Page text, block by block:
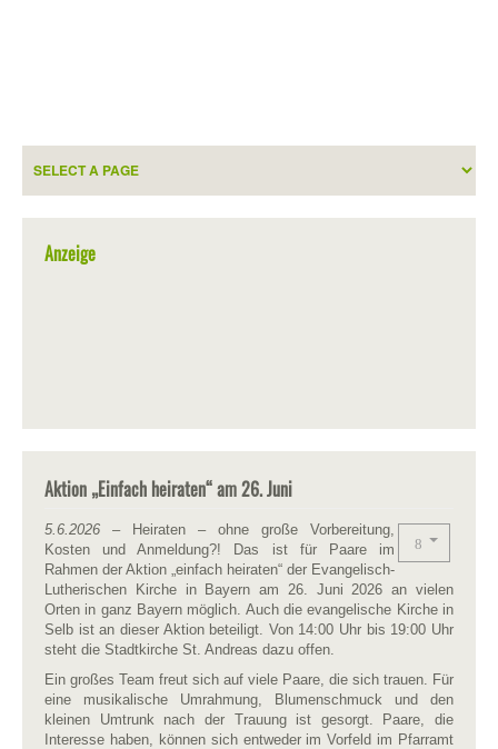
Anzeige
Aktion „Einfach heiraten“ am 26. Juni
5.6.2026 – Heiraten – ohne große Vorbereitung,
Kosten und Anmeldung?! Das ist für Paare im
Rahmen der Aktion „einfach heiraten“ der Evangelisch-
Lutherischen Kirche in Bayern am 26. Juni 2026 an vielen
Orten in ganz Bayern möglich. Auch die evangelische Kirche in
Selb ist an dieser Aktion beteiligt. Von 14:00 Uhr bis 19:00 Uhr
steht die Stadtkirche St. Andreas dazu offen.
Ein großes Team freut sich auf viele Paare, die sich trauen. Für
eine musikalische Umrahmung, Blumenschmuck und den
kleinen Umtrunk nach der Trauung ist gesorgt. Paare, die
Interesse haben, können sich entweder im Vorfeld im Pfarramt